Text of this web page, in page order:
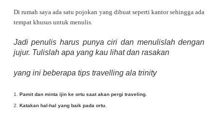
Di rumah saya ada satu pojokan yang dibuat seperti kantor sehingga ada
tempat khusus untuk menulis.
Jadi penulis harus punya ciri dan menulislah dengan
jujur. Tulislah apa yang kau lihat dan rasakan
yang ini beberapa tips travelling ala trinity
1. Pamit dan minta ijin ke ortu saat akan pergi traveling.
2. Katakan hal-hal yang baik pada ortu.